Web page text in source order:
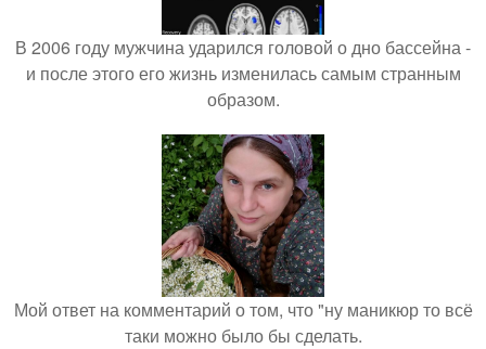
В 2006 году мужчина ударился головой о дно бассейна -
и после этого его жизнь изменилась самым странным
образом.
Мой ответ на комментарий о том, что "ну маникюр то всё
таки можно было бы сделать.